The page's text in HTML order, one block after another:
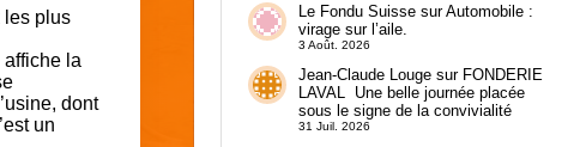
les plus
la
dont
un
Le Fondu SuissesurAutomobile :
virage sur l’aile.
3 Août. 2026
Jean-Claude Lougesur FONDERIE
LAVAL Une belle journée placée
sous le signe de la convivialité
31 Juil. 2026